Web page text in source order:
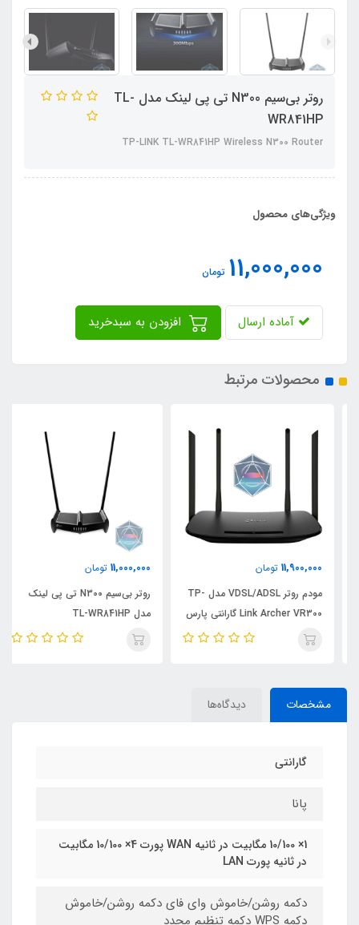
روتر بی‌سیم N300 تی پی لینک مدل TL-
WR841HP
TP-LINK TL-WR841HP Wireless N300 Router
ویژگی‌های محصول
11,000,000 تومان
آماده ارسال
محصولات مرتبط
11,900,000 تومان
مودم روتر VDSL/ADSL مدل TP-
Link Archer VR300 گارانتی پارس
ارتباط
11,000,000 تومان
روتر بی‌سیم N300 تی پی لینک
مدل TL-WR841HP
مشخصات دیدگاه‌ها
گارانتی
پانا
1× 10/100 مگابیت در ثانیه WAN پورت 4× 10/100 مگابیت
در ثانیه پورت LAN
دکمه روشن/خاموش وای فای دکمه روشن/خاموش
دکمه WPS دکمه تنظیم مجدد